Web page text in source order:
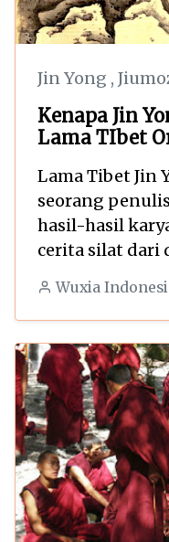
Jin Yong ,
Kenapa Jin
Lama TIbet
Lama Tibet Jin
seorang
hasil-hasil
cerita silat dari
Wuxia